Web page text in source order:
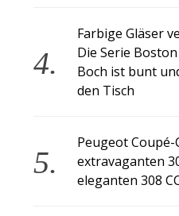
Farbige Gläser
Die Serie
Boch ist bunt
den Tisch
Peugeot
extravaganten
eleganten 308